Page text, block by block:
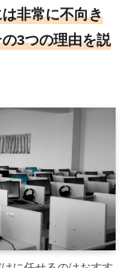
非常に不向き
3つの理由を説